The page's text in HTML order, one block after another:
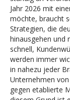
Jahr 2026 mit
möchte, braucht
Strategien, die
hinausgehen und
schnell,
werden immer
in nahezu jeder
Unternehmen
gegen etablierte